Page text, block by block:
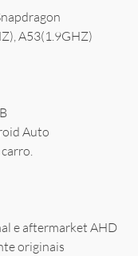
A53(1.9GHZ)
Auto
e aftermarket AHD
originais